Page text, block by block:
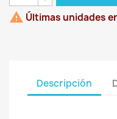
 Últimas unidades
Descripción